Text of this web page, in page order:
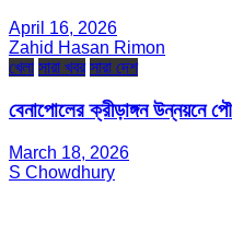
April 16, 2026
Zahid Hasan Rimon
খেলা সারা খবর সারা দেশ
বেনাপোলের ক্রীড়াঙ্গন উন্নয়নে
March 18, 2026
S Chowdhury